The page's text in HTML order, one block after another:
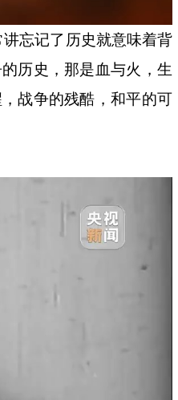
忘记了历史就意味着背
历史，那是血与火，生
战争的残酷，和平的可